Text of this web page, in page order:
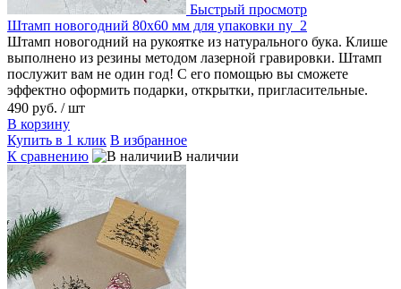
Быстрый просмотр
Штамп новогодний 80х60 мм для упаковки ny_2
Штамп новогодний на рукоятке из натурального бука. Клише
выполнено из резины методом лазерной гравировки. Штамп
послужит вам не один год! С его помощью вы сможете
эффектно оформить подарки, открытки, пригласительные.
490 руб. / шт
В корзину
Купить в 1 клик В избранное
К сравнению
В наличии